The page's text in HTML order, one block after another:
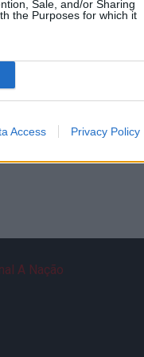
Sale, and/or Sharing
the Purposes for which it
Access Privacy Policy